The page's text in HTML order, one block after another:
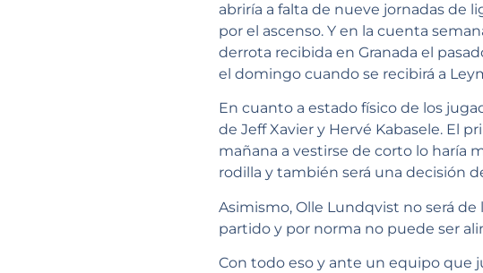
abriría a falta de nueve jornadas de
por el ascenso. Y en la cuenta
derrota recibida en Granada el
el domingo cuando se recibirá a
En cuanto a estado físico de los
de Jeff Xavier y Hervé Kabasele. El
mañana a vestirse de corto lo haría
rodilla y también será una decisión
Asimismo, Olle Lundqvist no será
partido y por norma no puede ser
Con todo eso y ante un equipo que